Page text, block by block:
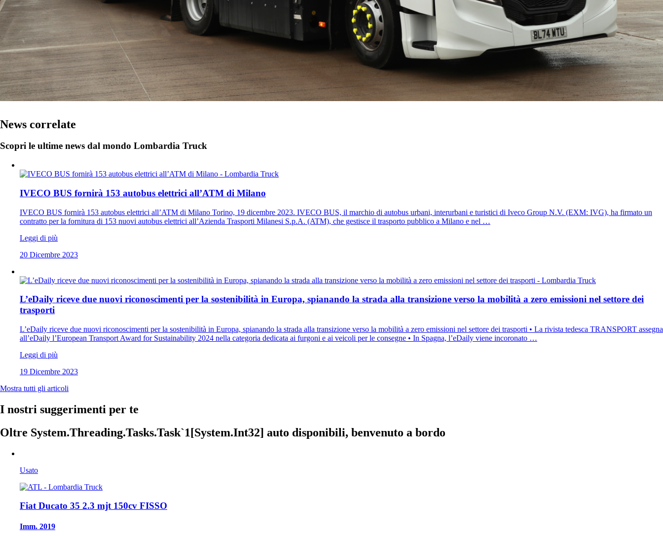
News correlate
Scopri le ultime news dal mondo Lombardia Truck
IVECO BUS fornirà 153 autobus elettrici all’ATM di Milano
IVECO BUS fornirà 153 autobus elettrici all’ATM di Milano Torino, 19 dicembre 2023. IVECO BUS, il marchio di autobus urbani, interurbani e turistici di Iveco Group N.V. (EXM: IVG), ha firmato un
contratto per la fornitura di 153 nuovi autobus elettrici all’Azienda Trasporti Milanesi S.p.A. (ATM), che gestisce il trasporto pubblico a Milano e nel …
Leggi di più
20 Dicembre 2023
L’eDaily riceve due nuovi riconoscimenti per la sostenibilità in Europa, spianando la strada alla transizione verso la mobilità a zero emissioni nel settore dei
trasporti
L’eDaily riceve due nuovi riconoscimenti per la sostenibilità in Europa, spianando la strada alla transizione verso la mobilità a zero emissioni nel settore dei trasporti • La rivista tedesca TRANSPORT assegna
all’eDaily l’European Transport Award for Sustainability 2024 nella categoria dedicata ai furgoni e ai veicoli per le consegne • In Spagna, l’eDaily viene incoronato …
Leggi di più
19 Dicembre 2023
Mostra tutti gli articoli
I nostri suggerimenti per te
Oltre System.Threading.Tasks.Task`1[System.Int32] auto disponibili, benvenuto a bordo
Usato
Fiat Ducato 35 2.3 mjt 150cv FISSO
Imm. 2019